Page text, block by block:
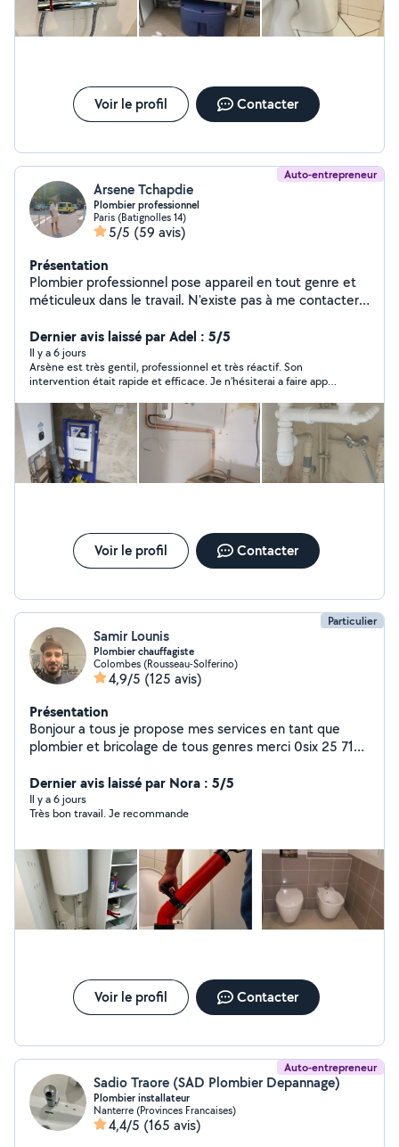
Voir le profil Contacter
Auto-entrepreneur
Arsene Tchapdie
Plombier professionnel
Paris (Batignolles 14)
5/5 (59 avis)
Présentation
Plombier professionnel pose appareil en tout genre et
méticuleux dans le travail. N'existe pas à me contacter
observation VOUS POUVEZ M'APPELER OU M'ÉCRIRE
SUR MON NUMÉRO DIRECTEMENT POUR M'AVOIR
PLUS RAPIDEMENT w0753800219w si je réponds pas à
vos demandes privés puisque je peux pas répondre au
demande qui ne sont pas dans mon périmètre de chant
d'action vous trouverez mon numéro sur mon profil
merci bien
Dernier avis laissé par Adel : 5/5
Il y a 6 jours
Arsène est très gentil, professionnel et très réactif. Son
intervention était rapide et efficace. Je n'hésiterai a faire appel
Voir le profil Contacter
Particulier
Samir Lounis
Plombier chauffagiste
Colombes (Rousseau-Solferino)
4,9/5 (125 avis)
Présentation
Bonjour a tous je propose mes services en tant que
plombier et bricolage de tous genres merci 0six 25 71
Dernier avis laissé par Nora : 5/5
Il y a 6 jours
Très bon travail. Je recommande
Voir le profil Contacter
Auto-entrepreneur
Sadio Traore (SAD Plombier Depannage)
Plombier installateur
Nanterre (Provinces Francaises)
4,4/5 (165 avis)